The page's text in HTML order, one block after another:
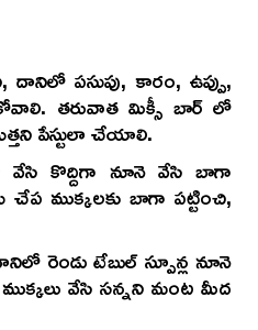
పసుపు, కారం, ఉప్పు,
తరువాత మిక్సీ బార్ లో
పేస్టులా చేయాలి.
కొద్దిగా నూనె వేసి బాగా
ముక్కలకు బాగా పట్టించి,
రెండు టేబుల్ స్పూన్ల నూనె
వేసి సన్నని మంట మీద